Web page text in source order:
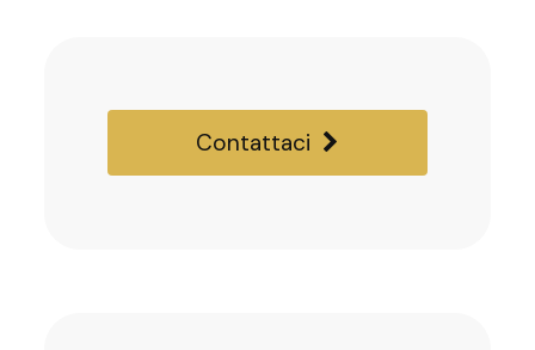
Contattaci